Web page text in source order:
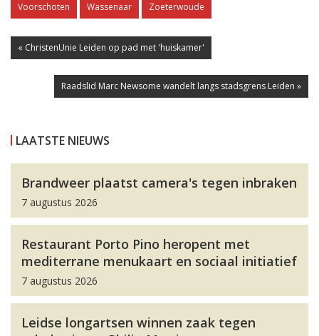
Voorschoten
Wassenaar Zoeterwoude
« ChristenUnie Leiden op pad met 'huiskamer'
Raadslid Marc Newsome wandelt langs stadsgrens Leiden »
LAATSTE NIEUWS
Brandweer plaatst camera's tegen inbraken
7 augustus 2026
Restaurant Porto Pino heropent met
mediterrane menukaart en sociaal initiatief
7 augustus 2026
Leidse longartsen winnen zaak tegen